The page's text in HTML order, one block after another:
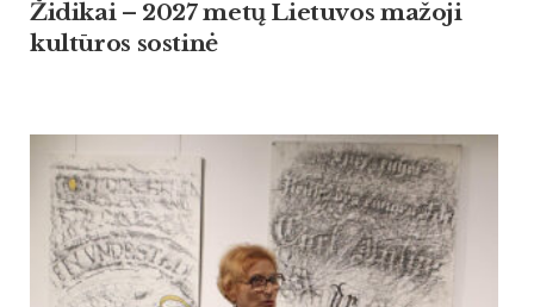
Židikai – 2027 metų Lietuvos mažoji
kultūros sostinė